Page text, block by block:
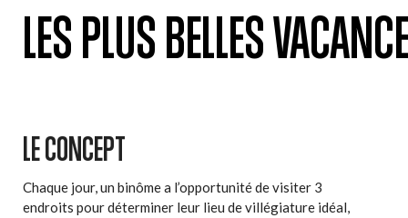
LES PLUS BELLES
LE CONCEPT
Chaque jour, un binôme a l’opportunité de visiter 3
endroits pour déterminer leur lieu de villégiature idéal,